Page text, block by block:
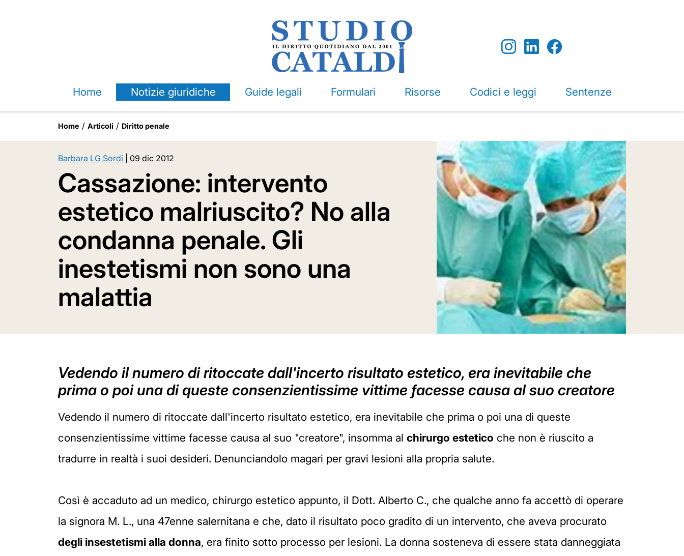
Home Notizie giuridiche Guide legali Formulari Risorse Codici e leggi Sentenze
Home Articoli Diritto penale
Barbara LG Sordi 09 dic 2012
Cassazione: intervento
estetico malriuscito? No alla
condanna penale. Gli
inestetismi non sono una
malattia
Vedendo il numero di ritoccate dall'incerto risultato estetico, era inevitabile che
prima o poi una di queste consenzientissime vittime facesse causa al suo creatore
Vedendo il numero di ritoccate dall'incerto risultato estetico, era inevitabile che prima o poi una di queste
consenzientissime vittime facesse causa al suo "creatore", insomma al chirurgo estetico che non è riuscito a
tradurre in realtà i suoi desideri. Denunciandolo magari per gravi lesioni alla propria salute.
Così è accaduto ad un medico, chirurgo estetico appunto, il Dott. Alberto C., che qualche anno fa accettò di operare
la signora M. L., una 47enne salernitana e che, dato il risultato poco gradito di un intervento, che aveva procurato
degli insestetismi alla donna, era finito sotto processo per lesioni. La donna sosteneva di essere stata danneggiata